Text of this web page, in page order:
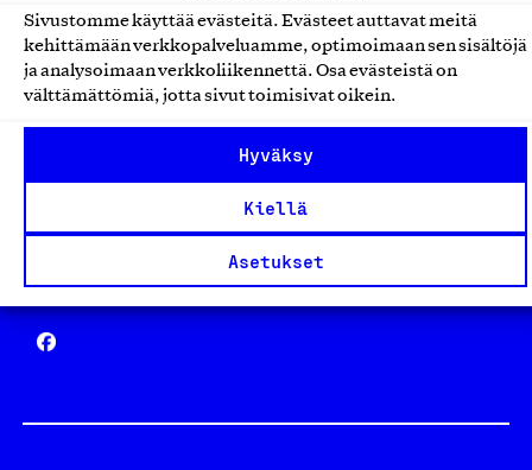
Sivustomme käyttää evästeitä. Evästeet auttavat meitä
kehittämään verkkopalveluamme, optimoimaan sen sisältöjä
ja analysoimaan verkkoliikennettä. Osa evästeistä on
välttämättömiä, jotta sivut toimisivat oikein.
Hyväksy
Kiellä
Asetukset
Avainlippu
Yhteiskunnallinen Yritys -merkki